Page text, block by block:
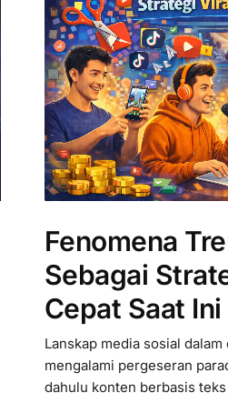
Fenomena
Sebagai
Cepat Saat Ini
Lanskap media sosial
mengalami pergeseran
dahulu konten berbasis